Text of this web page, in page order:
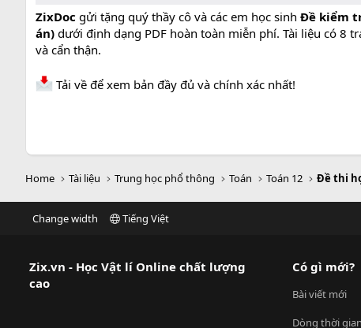
ZixDoc gửi tặng quý thầy cô và các em học sinh Đề kiểm
án) dưới định dạng PDF hoàn toàn miễn phí. Tài liệu có 8
và cẩn thận.
Tải về để xem bản đầy đủ và chính xác nhất!
Home Tài liệu Trung học phổ thông Toán Toán 12 Đề thi
Change width Tiếng Việt
Zix.vn - Học Vật lí Online chất lượng
cao
Có gì mới?
Bài viết mới
Dòng thời gian